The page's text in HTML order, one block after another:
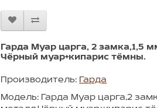
Гарда Муар царга, 2 замка,1,5
Чёрный муар+кипарис тёмны.
Производитель: Гарда
Модель: Гарда Муар царга,2